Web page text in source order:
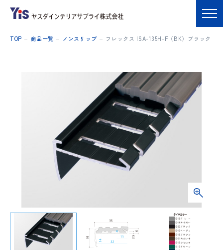
TOP 商品一覧 ノンスリップ フレックス ISA-135H-F（BK）ブラック